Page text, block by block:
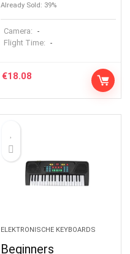
Already Sold: 39%
Camera: -
Flight Time: -
€18.08
ELEKTRONISCHE KEYBOARDS
Beginners